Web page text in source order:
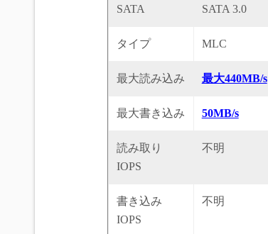
SATA SATA 3.0
タイプ MLC
最大読み込み 最大440MB/s
最大書き込み 50MB/s
読み取り
IOPS
不明
書き込み
IOPS
不明